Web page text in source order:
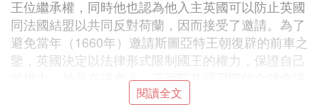
王位繼承權，同時他也認為他入主英國可以防止英國
同法國結盟以共同反對荷蘭，因而接受了邀請。為了
避免當年（1660年）邀請斯圖亞特王朝復辟的前車之
鑒，英國決定以法律形式限制國王的權力，保證自己
的權力，於是在議會上、下兩院共同召開的全體會議
上，向威廉和瑪麗提出了一個「權利宣言」，要求國
閱讀全文